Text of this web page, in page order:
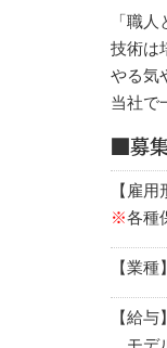
「職
技術は
やる気
当社で
■募
【雇
※各種
【業
【給
モデ